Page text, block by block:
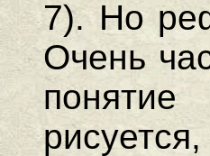
7). Но
Очень